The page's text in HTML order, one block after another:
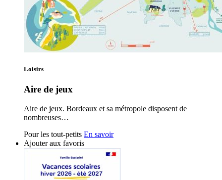
Loisirs
Aire de jeux
Aire de jeux. Bordeaux et sa métropole disposent de
nombreuses…
Pour les tout-petits En savoir
Ajouter aux favoris